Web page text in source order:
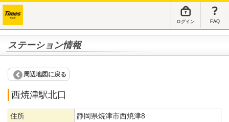
ログイン FAQ
ステーション情報
周辺地図に戻る
西焼津駅北口
住所 静岡県焼津市西焼津8